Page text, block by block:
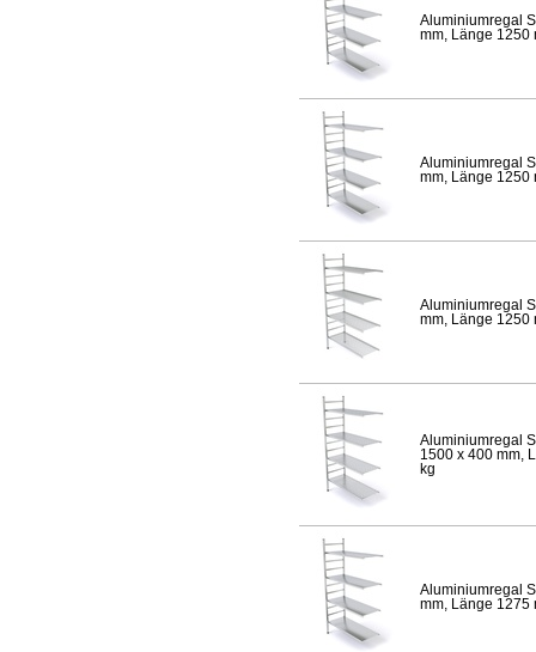
Aluminiumregal
mm, Länge 1250
Aluminiumregal
mm, Länge 1250
Aluminiumregal
mm, Länge 1250
Aluminiumregal
1500 x 400 mm,
kg
Aluminiumregal
mm, Länge 1275